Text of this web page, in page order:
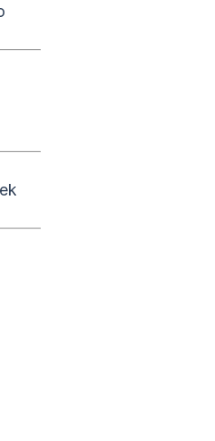
się w nowym oknie)